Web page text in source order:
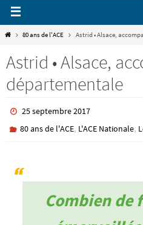
Home80 ans de l'ACE Astrid • Alsace,
Astrid • Alsace,
départementale
25 septembre 2017
80 ans de l'ACE, L'ACE Nationale,
Combien de